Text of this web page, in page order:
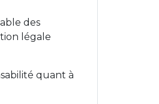
des
légale
quant à